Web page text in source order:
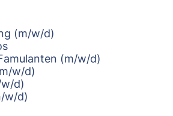
(m/w/d)
(m/w/d)
w/d)
d)
w/d)